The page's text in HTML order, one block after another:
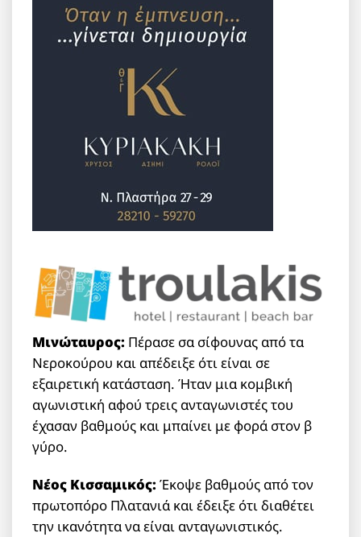
Μινώταυρος: Πέρασε σα σίφουνας από τα
Νεροκούρου και απέδειξε ότι είναι σε
εξαιρετική κατάσταση. Ήταν μια κομβική
αγωνιστική αφού τρεις ανταγωνιστές του
έχασαν βαθμούς και μπαίνει με φορά στον β
γύρο.
Νέος Κισσαμικός: Έκοψε βαθμούς από τον
πρωτοπόρο Πλατανιά και έδειξε ότι διαθέτει
την ικανότητα να είναι ανταγωνιστικός.